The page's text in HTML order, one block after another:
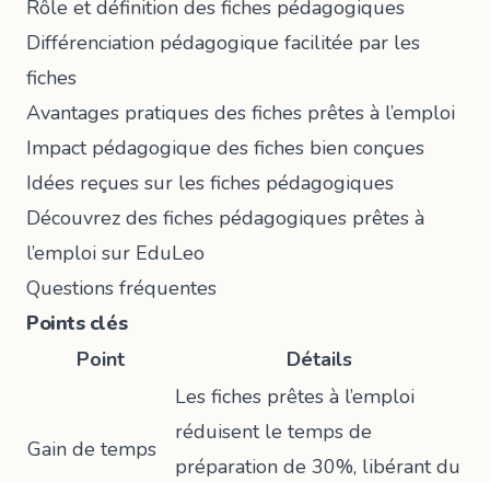
Rôle et définition des fiches pédagogiques
Différenciation pédagogique facilitée par les
fiches
Avantages pratiques des fiches prêtes à l’emploi
Impact pédagogique des fiches bien conçues
Idées reçues sur les fiches pédagogiques
Découvrez des fiches pédagogiques prêtes à
l’emploi sur EduLeo
Questions fréquentes
Points clés
Point
Détails
Gain de temps
Les fiches prêtes à l’emploi
réduisent le temps de
préparation de 30%, libérant du